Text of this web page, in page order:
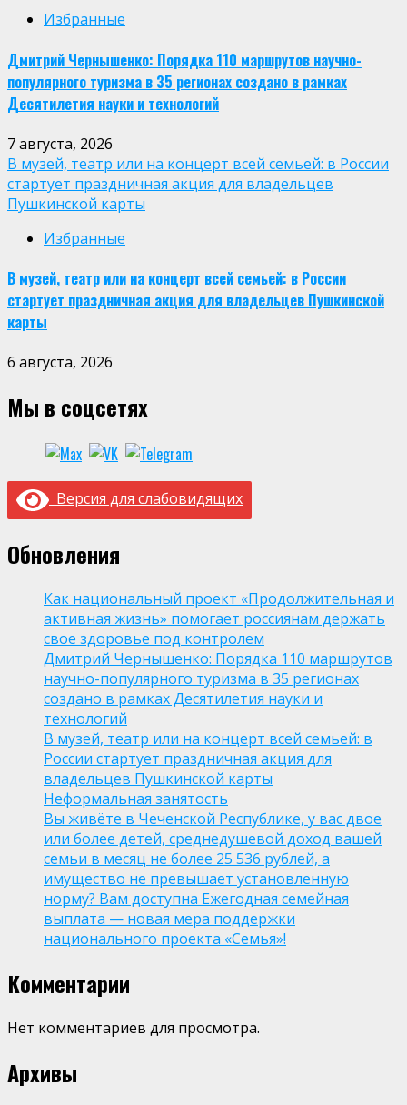
Избранные
Дмитрий Чернышенко: Порядка 110 маршрутов научно-
популярного туризма в 35 регионах создано в рамках
Десятилетия науки и технологий
7 августа, 2026
В музей, театр или на концерт всей семьей: в России
стартует праздничная акция для владельцев
Пушкинской карты
Избранные
В музей, театр или на концерт всей семьей: в России
стартует праздничная акция для владельцев Пушкинской
карты
6 августа, 2026
Мы в соцсетях
Версия для слабовидящих
Обновления
Как национальный проект «Продолжительная и
активная жизнь» помогает россиянам держать
свое здоровье под контролем
Дмитрий Чернышенко: Порядка 110 маршрутов
научно-популярного туризма в 35 регионах
создано в рамках Десятилетия науки и
технологий
В музей, театр или на концерт всей семьей: в
России стартует праздничная акция для
владельцев Пушкинской карты
Неформальная занятость
Вы живёте в Чеченской Республике, у вас двое
или более детей, среднедушевой доход вашей
семьи в месяц не более 25 536 рублей, а
имущество не превышает установленную
норму? Вам доступна Ежегодная семейная
выплата — новая мера поддержки
национального проекта «Семья»!
Комментарии
Нет комментариев для просмотра.
Архивы